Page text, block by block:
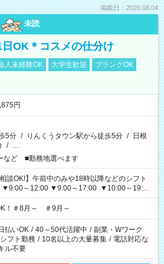
掲載日：2026.08.04
未読
OK＊コスメの仕分け
人未経験OK 大学生歓迎
ブランクOK
円
5分 / りんくうタウン駅から徒歩5分 / 日根
/ …
など ■勤務地選べます
談OK!】午前中のみや18時以降などのシフト
▼9:00～12:00 ▼9:00～17:00 ▼10:00～19:00
！＃8月～ ＃9月～
払いOK / 40～50代活躍中 / 副業・Wワーク
シフト勤務 / 10名以上の大量募集 / 電話対応な
ル不要